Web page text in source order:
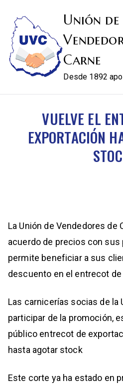
Unión de
Carne
Desde 1892
VUELVE EL
EXPORTACIÓN
La Unión de Vendedores de
acuerdo de precios con sus
permite beneficiar a sus
descuento en el entrecot
Las carnicerías socias de la
participar de la promoción,
público entrecot de
hasta agotar stock
Este corte ya ha estado en